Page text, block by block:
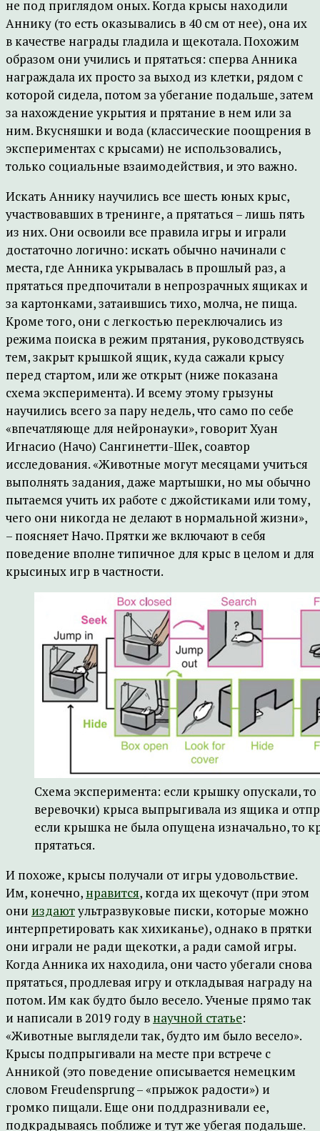
не под приглядом оных. Когда крысы находили
Аннику (то есть оказывались в 40 см от нее), она их
в качестве награды гладила и щекотала. Похожим
образом они учились и прятаться: сперва Анника
награждала их просто за выход из клетки, рядом с
которой сидела, потом за убегание подальше, затем
за нахождение укрытия и прятание в нем или за
ним. Вкусняшки и вода (классические поощрения в
экспериментах с крысами) не использовались,
только социальные взаимодействия, и это важно.
Искать Аннику научились все шесть юных крыс,
участвовавших в тренинге, а прятаться – лишь пять
из них. Они освоили все правила игры и играли
достаточно логично: искать обычно начинали с
места, где Анника укрывалась в прошлый раз, а
прятаться предпочитали в непрозрачных ящиках и
за картонками, затаившись тихо, молча, не пища.
Кроме того, они с легкостью переключались из
режима поиска в режим прятания, руководствуясь
тем, закрыт крышкой ящик, куда сажали крысу
перед стартом, или же открыт (ниже показана
схема эксперимента). И всему этому грызуны
научились всего за пару недель, что само по себе
«впечатляюще для нейронауки», говорит Хуан
Игнасио (Начо) Сангинетти-Шек, соавтор
исследования. «Животные могут месяцами учиться
выполнять задания, даже мартышки, но мы обычно
пытаемся учить их работе с джойстиками или тому,
чего они никогда не делают в нормальной жизни»,
– поясняет Начо. Прятки же включают в себя
поведение вполне типичное для крыс в целом и для
крысиных игр в частности.
Схема эксперимента: если крышку опускали,
веревочки) крыса выпрыгивала из ящика и
если крышка не была опущена изначально, то
прятаться.
И похоже, крысы получали от игры удовольствие.
Им, конечно, нравится, когда их щекочут (при этом
они издаютультразвуковые писки, которые можно
интерпретировать как хихиканье), однако в прятки
они играли не ради щекотки, а ради самой игры.
Когда Анника их находила, они часто убегали снова
прятаться, продлевая игру и откладывая награду на
потом. Им как будто было весело. Ученые прямо так
и написали в 2019 году в научной статье:
«Животные выглядели так, будто им было весело».
Крысы подпрыгивали на месте при встрече с
Анникой (это поведение описывается немецким
словом Freudensprung – «прыжок радости») и
громко пищали. Еще они поддразнивали ее,
подкрадываясь поближе и тут же убегая подальше.